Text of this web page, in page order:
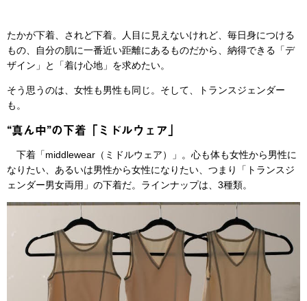
たかが下着、されど下着。人目に見えないけれど、毎日身につける
もの、自分の肌に一番近い距離にあるものだから、納得できる「デ
ザイン」と「着け心地」を求めたい。
そう思うのは、女性も男性も同じ。そして、トランスジェンダー
も。
“真ん中”の下着「ミドルウェア」
下着「middlewear（ミドルウェア）」。心も体も女性から男性に
なりたい、あるいは男性から女性になりたい、つまり「トランスジ
ェンダー男女両用」の下着だ。ラインナップは、3種類。